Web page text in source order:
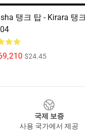
탱크 탑 - Kirara 탱
$24.45
국제 보증
사용 국가에서 제공